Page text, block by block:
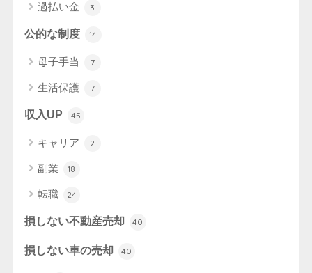
過払い金 3
公的な制度 14
母子手当 7
生活保護 7
収入UP 45
キャリア 2
副業 18
転職 24
損しない不動産売却 40
損しない車の売却 40